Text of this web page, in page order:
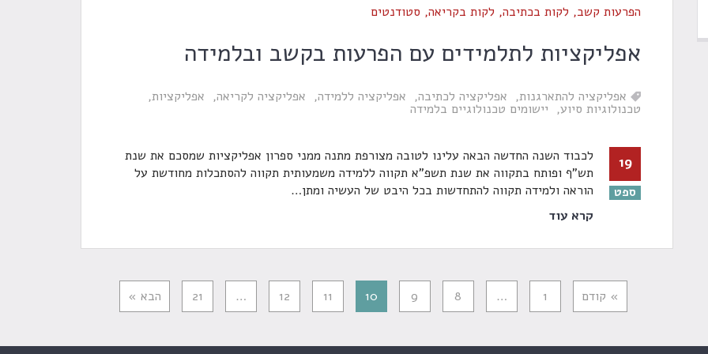
הפרעות קשב, לקות בכתיבה, לקות בקריאה, סטודנטים
אפליקציות לתלמידים עם הפרעות בקשב ובלמידה
אפליקציה להתארגנות אפליקציה לכתיבה אפליקציה ללמידה אפליקציה לקריאה אפליקציות
טכנולוגיות סיוע יישומים טכנולוגיים בלמידה
19
ספט
לכבוד השנה החדשה הבאה עלינו לטובה מצורפת מתנה ממני ספרון אפליקציות שמסכם את שנת
תש"ף ופותח בתקווה את שנת תשפ"א תקווה ללמידה משמעותית תקווה להסתכלות מחודשת על
הוראה ולמידה תקווה להתחדשות בכל היבט של העשיה ומתן…
קרא עוד
» קודם 1
…
8
9
10
11
12
…
21 הבא »